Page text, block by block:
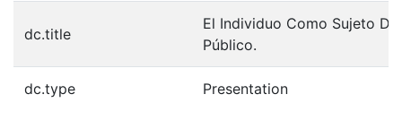
dc.title
El Individuo Como Sujeto
Público.
dc.type Presentation